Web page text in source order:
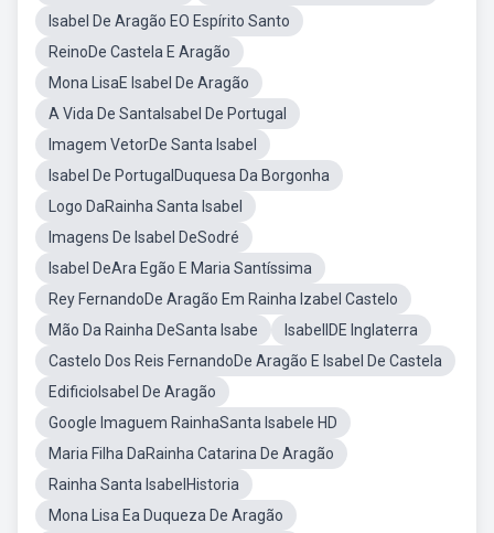
Isabel De Aragão EO Espírito Santo
ReinoDe Castela E Aragão
Mona LisaE Isabel De Aragão
A Vida De SantaIsabel De Portugal
Imagem VetorDe Santa Isabel
Isabel De PortugalDuquesa Da Borgonha
Logo DaRainha Santa Isabel
Imagens De Isabel DeSodré
Isabel DeAra Egão E Maria Santíssima
Rey FernandoDe Aragão Em Rainha Izabel Castelo
Mão Da Rainha DeSanta Isabe
IsabelIDE Inglaterra
Castelo Dos Reis FernandoDe Aragão E Isabel De Castela
EdificioIsabel De Aragão
Google Imaguem RainhaSanta Isabele HD
Maria Filha DaRainha Catarina De Aragão
Rainha Santa IsabelHistoria
Mona Lisa Ea Duqueza De Aragão